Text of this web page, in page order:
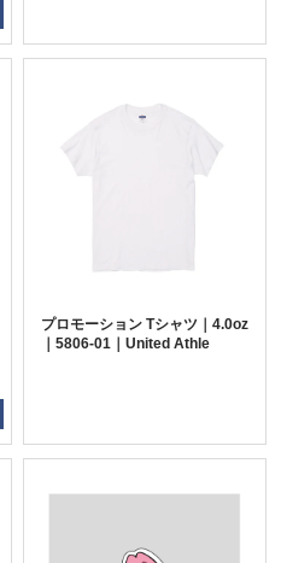
プロモーション Tシャツ｜4.0oz
｜5806-01｜United Athle